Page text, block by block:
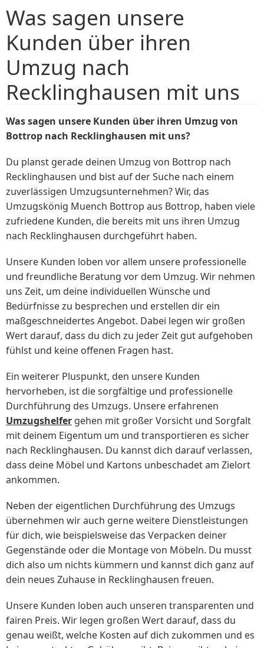
Was sagen unsere
Kunden über ihren
Umzug nach
Recklinghausen mit uns
Was sagen unsere Kunden über ihren Umzug von
Bottrop nach Recklinghausen mit uns?
Du planst gerade deinen Umzug von Bottrop nach
Recklinghausen und bist auf der Suche nach einem
zuverlässigen Umzugsunternehmen? Wir, das
Umzugskönig Muench Bottrop aus Bottrop, haben viele
zufriedene Kunden, die bereits mit uns ihren Umzug
nach Recklinghausen durchgeführt haben.
Unsere Kunden loben vor allem unsere professionelle
und freundliche Beratung vor dem Umzug. Wir nehmen
uns Zeit, um deine individuellen Wünsche und
Bedürfnisse zu besprechen und erstellen dir ein
maßgeschneidertes Angebot. Dabei legen wir großen
Wert darauf, dass du dich zu jeder Zeit gut aufgehoben
fühlst und keine offenen Fragen hast.
Ein weiterer Pluspunkt, den unsere Kunden
hervorheben, ist die sorgfältige und professionelle
Durchführung des Umzugs. Unsere erfahrenen
Umzugshelfer gehen mit großer Vorsicht und Sorgfalt
mit deinem Eigentum um und transportieren es sicher
nach Recklinghausen. Du kannst dich darauf verlassen,
dass deine Möbel und Kartons unbeschadet am Zielort
ankommen.
Neben der eigentlichen Durchführung des Umzugs
übernehmen wir auch gerne weitere Dienstleistungen
für dich, wie beispielsweise das Verpacken deiner
Gegenstände oder die Montage von Möbeln. Du musst
dich also um nichts kümmern und kannst dich ganz auf
dein neues Zuhause in Recklinghausen freuen.
Unsere Kunden loben auch unseren transparenten und
fairen Preis. Wir legen großen Wert darauf, dass du
genau weißt, welche Kosten auf dich zukommen und es